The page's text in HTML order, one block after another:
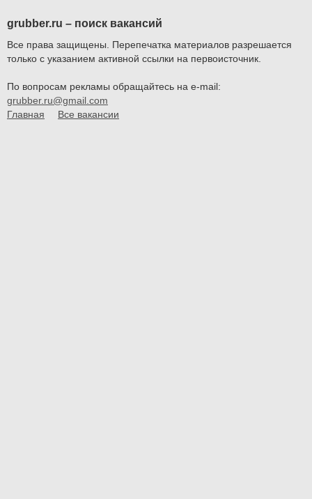
grubber.ru – поиск вакансий
Все права защищены. Перепечатка материалов разрешается
только с указанием активной ссылки на первоисточник.
По вопросам рекламы обращайтесь на e-mail:
grubber.ru@gmail.com
Главная
Все вакансии